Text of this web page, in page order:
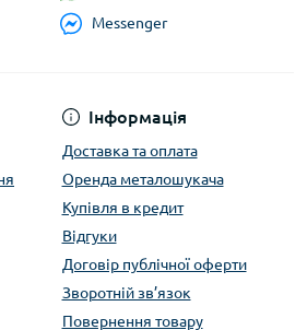
Інформація
Доставка та оплата
Оренда металошукача
Купівля в кредит
Відгуки
Договір публічної оферти
Зворотній зв’язок
Повернення товару
Messenger